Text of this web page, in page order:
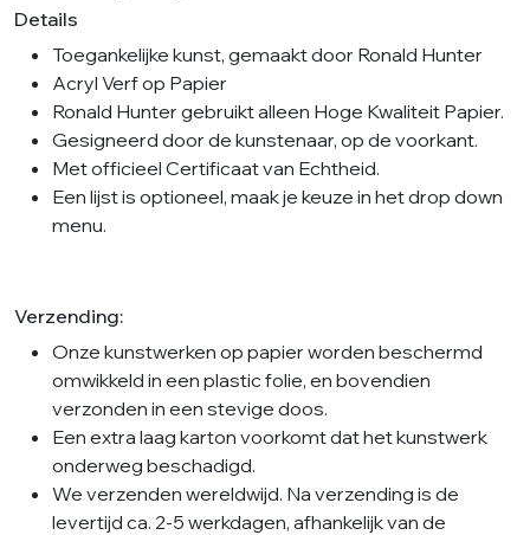
Details
Toegankelijke kunst, gemaakt door Ronald Hunter
Acryl Verf op Papier
Ronald Hunter gebruikt alleen Hoge Kwaliteit Papier.
Gesigneerd door de kunstenaar, op de voorkant.
Met officieel Certificaat van Echtheid.
Een lijst is optioneel, maak je keuze in het drop down
menu.
Verzending:
Onze kunstwerken op papier worden beschermd
omwikkeld in een plastic folie, en bovendien
verzonden in een stevige doos.
Een extra laag karton voorkomt dat het kunstwerk
onderweg beschadigd.
We verzenden wereldwijd. Na verzending is de
levertijd ca. 2-5 werkdagen, afhankelijk van de